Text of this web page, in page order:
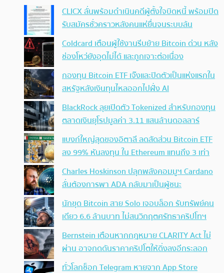
CLICX ลั่นพร้อมดำเนินคดีผู้ตั้งใจบิดหนี้ พร้อมปิด
รับสมัครชั่วคราวหลังคนแห่ยื่นจนระบบล้น
Coldcard เตือนผู้ใช้งานรีบย้าย Bitcoin ด่วน หลัง
ช่องโหว่ยังอุดไม่ได้ และถูกเจาะต่อเนื่อง
กองทุน Bitcoin ETF เจ๊งและปิดตัวเป็นแห่งแรกใน
สหรัฐหลังเงินทุนไหลออกไปฝั่ง AI
BlackRock ลุยเปิดตัว Tokenized สำหรับกองทุน
ตลาดเงินยุโรปมูลค่า 3.11 แสนล้านดอลลาร์
แบงก์ใหญ่สุดของอิตาลี ลดสัดส่วน Bitcoin ETF
ลง 99% หันลงทุน ใน Ethereum แทนถึง 3 เท่า
Charles Hoskinson ปลุกพลังคอมมูฯ Cardano
ลั่นต้องการพา ADA กลับมาเป็นผู้ชนะ
นักขุด Bitcoin สาย Solo เจอบล็อก รับทรัพย์คน
เดียว 6.6 ล้านบาท ไม่สนวิกฤตศรัทธาคริปโทฯ
Bernstein เตือนหากกฎหมาย CLARITY Act ไม่
ผ่าน อาจกดดันราคาคริปโตให้ดิ่งลงอีกระลอก
ทั่วโลกช็อก Telegram หายจาก App Store